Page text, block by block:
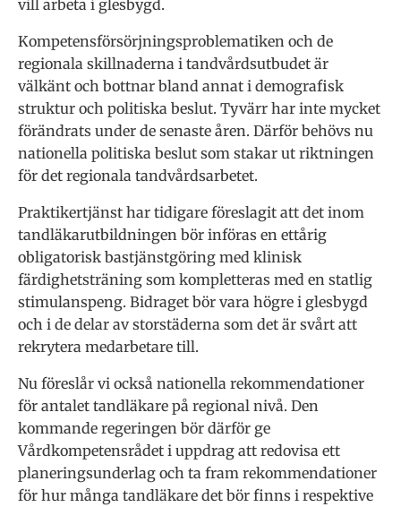
vill arbeta i glesbygd.
Kompetensförsörjningsproblematiken och de
regionala skillnaderna i tandvårdsutbudet är
välkänt och bottnar bland annat i demografisk
struktur och politiska beslut. Tyvärr har inte mycket
förändrats under de senaste åren. Därför behövs nu
nationella politiska beslut som stakar ut riktningen
för det regionala tandvårdsarbetet.
Praktikertjänst har tidigare föreslagit att det inom
tandläkarutbildningen bör införas en ettårig
obligatorisk bastjänstgöring med klinisk
färdighetsträning som kompletteras med en statlig
stimulanspeng. Bidraget bör vara högre i glesbygd
och i de delar av storstäderna som det är svårt att
rekrytera medarbetare till.
Nu föreslår vi också nationella rekommendationer
för antalet tandläkare på regional nivå. Den
kommande regeringen bör därför ge
Vårdkompetensrådet i uppdrag att redovisa ett
planeringsunderlag och ta fram rekommendationer
för hur många tandläkare det bör finns i respektive